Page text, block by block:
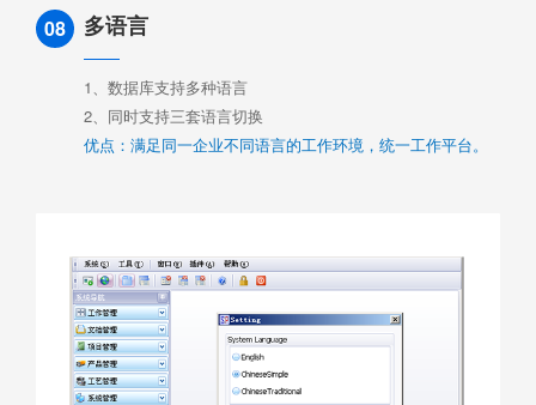
08 多语言
1、数据库支持多种语言
2、同时支持三套语言切换
优点：满足同一企业不同语言的工作环境，统一工作平台。